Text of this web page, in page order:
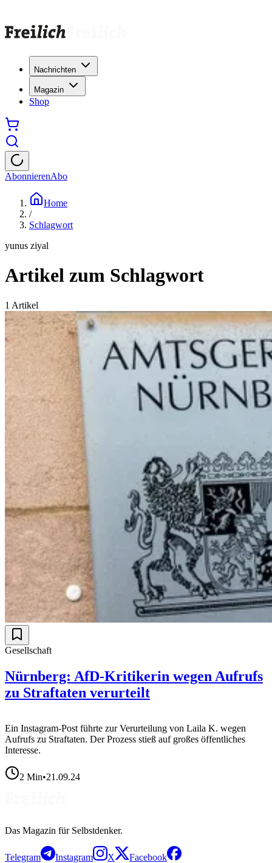
Nachrichten
Magazin
Shop
AbonnierenAbo
Home
/
Schlagwort
yunus ziyal
Artikel zum Schlagwort
1 Artikel
Gesellschaft
Nürnberg: AfD-Kritikerin wegen Aufrufs
zu Straftaten verurteilt
Ein Instagram-Post führte zur Verurteilung von Laila K. wegen
Aufrufs zu Straftaten. Der Prozess stieß auf großes öffentliches
Interesse.
2 Min•21.09.24
Das Magazin für Selbstdenker.
Telegram Instagram X Facebook